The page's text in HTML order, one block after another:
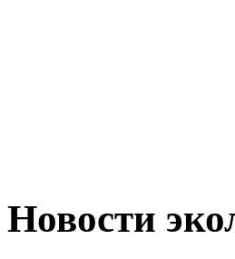
Новости